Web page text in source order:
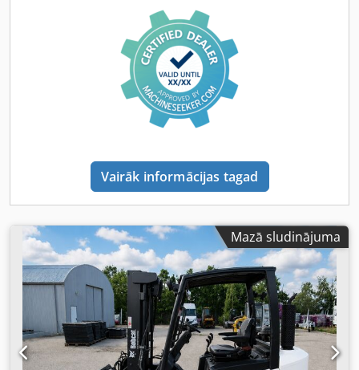
Dakšu platums: 180 mm Dakšu biezums: 75 mm ISO klase:
Terminal West Masta tips: Triplex Cjdpfexr R Efjx Aipeha
Transmisija: Hidrotransformatora Ātruma klase: 20
Stāvoklis: Jauna iekārta Tehniskais stāvoklis: Jauns
Priekšējo riepu tips: Superelastīga Priekšējo riepu stāvoklis:
Jaunas Aizmugurējo riepu tips: Superelastīga Aizmugurējo
riepu stāvoklis: Jaunas Sānu nobīde, dakšu platuma
regulēšanas ierīce, 3. vārsts, 4. vārsts, darba
apkure, pilna kabīne, pilns brīvpacēlums, CE sertifikāts,
iekšējais spogulis, ārējais spogulis, bākuguns, sēdeklis,
Vairāk informācijas tagad
Mazā sludinājuma